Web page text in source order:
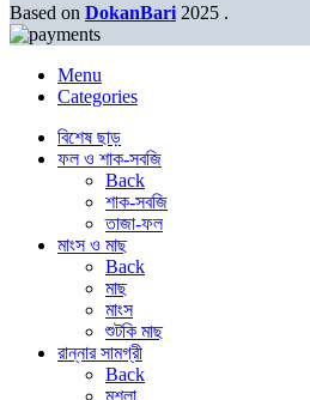
Based on DokanBari 2025 .
Menu
Categories
বিশেষ ছাড়
ফল ও শাক-সবজি
Back
শাক-সবজি
তাজা-ফল
মাংস ও মাছ
Back
মাছ
মাংস
শুটকি মাছ
রান্নার সামগ্রী
Back
মশলা